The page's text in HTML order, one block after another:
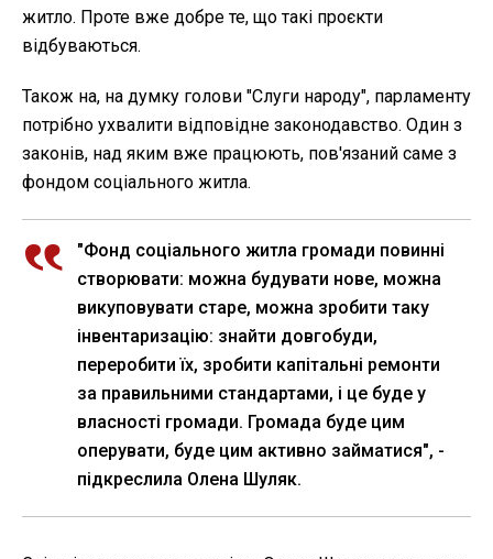
житло. Проте вже добре те, що такі проєкти
відбуваються.
Також на, на думку голови "Слуги народу", парламенту
потрібно ухвалити відповідне законодавство. Один з
законів, над яким вже працюють, пов'язаний саме з
фондом соціального житла.
"Фонд соціального житла громади повинні
створювати: можна будувати нове, можна
викуповувати старе, можна зробити таку
інвентаризацію: знайти довгобуди,
переробити їх, зробити капітальні ремонти
за правильними стандартами, і це буде у
власності громади. Громада буде цим
оперувати, буде цим активно займатися", -
підкреслила Олена Шуляк.